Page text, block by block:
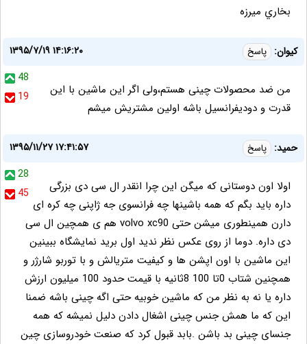
بخاري ميرزه
کیوان: پاسخ
۱۳۹۵/۷/۱۹ ۱۴:۱۶:۲۰
48
19
من ضد محصولات چینی هستم،ولی اگر این ماشین با این
قدرت و دودیفرانسیل باشه اولین مشتریش میشم
حمید: پاسخ
۱۳۹۵/۱۱/۲۷ ۱۷:۴۱:۵۷
28
45
اولا اون دوستانی که میگن این چرا انقدر ال سی دی بزرگی
داره باید بگم که همه باشینها چه فرانسوی جه ژاپنی چه کره ای
دارن همینطوری میشن حتی volvo xc90 هم ی همچین ال سی
دی داره. دوما از روی عکس نظر ندید اول برید نمایشگاه ببینین
این ماشین با اون اپشن ها و کیفیت متریالش و با توربو شارژر و
همچنین شتاب 0تا 100 8ثانیه با قیمت حدود 100 میلیون ارزش
داره یا نه به نظر من که ماشین خوبیه حتی اگه چینی باشه ضمنا
این که ما همش جنس چینی اشغال دادن دلیل نمیشه که همه
جنسای چینی بد باشن .بابد قبول کرد که صنعت خودروسازی چین